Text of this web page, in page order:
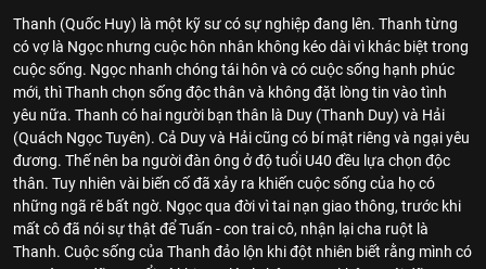
Thanh (Quốc Huy) là một kỹ sư có sự nghiệp đang lên. Thanh từng
có vợ là Ngọc nhưng cuộc hôn nhân không kéo dài vì khác biệt trong
cuộc sống. Ngọc nhanh chóng tái hôn và có cuộc sống hạnh phúc
mới, thì Thanh chọn sống độc thân và không đặt lòng tin vào tình
yêu nữa. Thanh có hai người bạn thân là Duy (Thanh Duy) và Hải
(Quách Ngọc Tuyên). Cả Duy và Hải cũng có bí mật riêng và ngại yêu
đương. Thế nên ba người đàn ông ở độ tuổi U40 đều lựa chọn độc
thân. Tuy nhiên vài biến cố đã xảy ra khiến cuộc sống của họ có
những ngã rẽ bất ngờ. Ngọc qua đời vì tai nạn giao thông, trước khi
mất cô đã nói sự thật để Tuấn - con trai cô, nhận lại cha ruột là
Thanh. Cuộc sống của Thanh đảo lộn khi đột nhiên biết rằng mình có